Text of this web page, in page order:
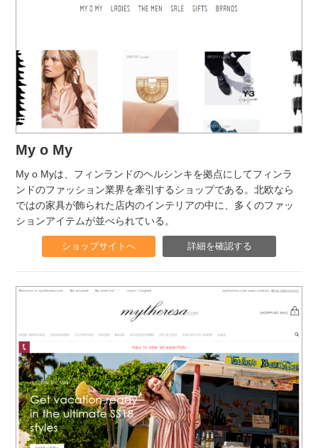
My o My
My o Myは、フィンランドのヘルシンキを拠点にしてフィンラ
ンドのファッション業界を牽引するショップである。北欧なら
ではの家具が飾られた店内のインテリアの中に、多くのファッ
ションアイテムが並べられている。
ショップサイトへ 詳細を確認する